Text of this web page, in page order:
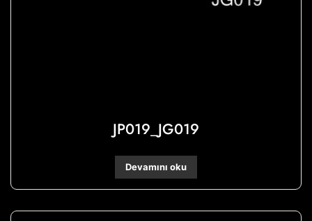
JP019_JG019
Devamını oku